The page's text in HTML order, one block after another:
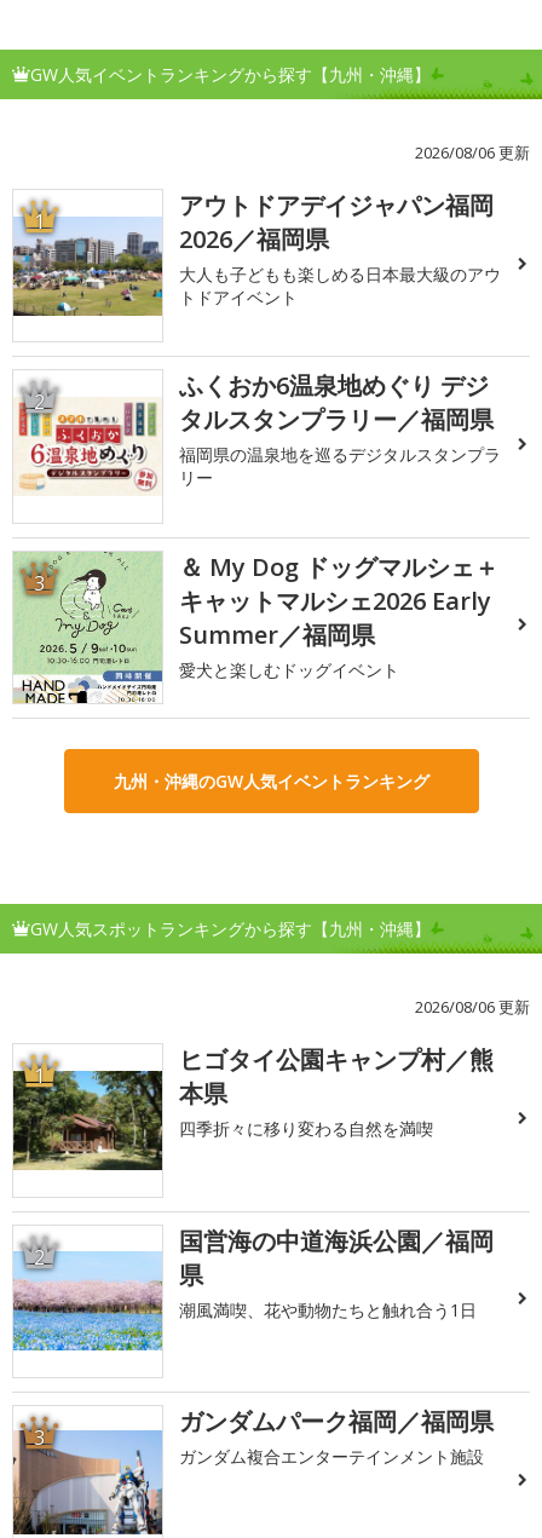
GW人気イベントランキングから探す【九州・沖縄】
2026/08/06 更新
1
アウトドアデイジャパン福岡
2026／福岡県
大人も子どもも楽しめる日本最大級のアウ
トドアイベント
2
ふくおか6温泉地めぐり デジ
タルスタンプラリー／福岡県
福岡県の温泉地を巡るデジタルスタンプラ
リー
3
＆ My Dog ドッグマルシェ＋
キャットマルシェ2026 Early
Summer／福岡県
愛犬と楽しむドッグイベント
九州・沖縄のGW人気イベントランキング
GW人気スポットランキングから探す【九州・沖縄】
2026/08/06 更新
1
ヒゴタイ公園キャンプ村／熊
本県
四季折々に移り変わる自然を満喫
2
国営海の中道海浜公園／福岡
県
潮風満喫、花や動物たちと触れ合う1日
3 ガンダムパーク福岡／福岡県
ガンダム複合エンターテインメント施設